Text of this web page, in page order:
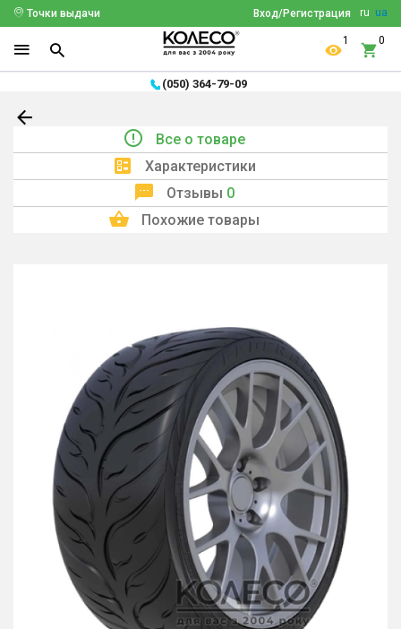
ru ua
Вход/Регистрация
Точки выдачи
1 0
(050) 364-79-09
Все о товаре
Характеристики
Отзывы 0
Похожие товары